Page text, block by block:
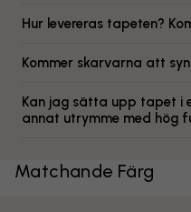
Hur levereras tapeten?
Kommer skarvarna att
Kan jag sätta upp tapet i
annat utrymme med hög
Matchande Färg